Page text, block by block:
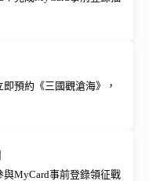
預約《三國觀滄海》，
MyCard事前登錄領征戰